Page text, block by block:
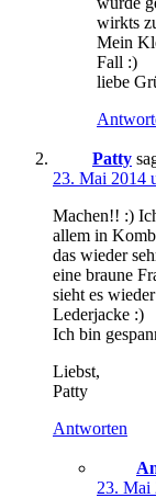
wirkts
Mein
Fall :)
liebe
Patty
23. Mai 2014
Machen!! :)
allem in
das wieder
eine braune
sieht es
Lederjacke :)
Ich bin
Liebst,
Patty
Antworten
23. Mai